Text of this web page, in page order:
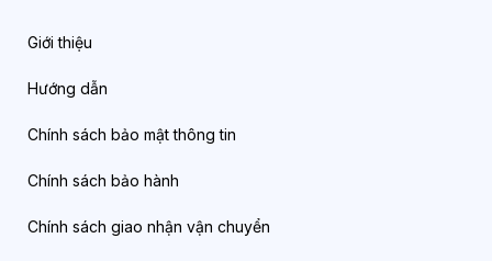
Giới thiệu
Hướng dẫn
Chính sách bảo mật thông tin
Chính sách bảo hành
Chính sách giao nhận vận chuyển